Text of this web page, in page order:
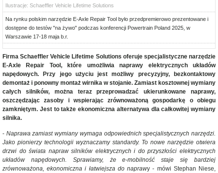
Ilustracje: Schaeffler Vehicle Lifetime Solutions
Na rynku polskim narzędzie E-Axle Repair Tool było przedpremierowo prezentowane i
dostępne do testów "na żywo" podczas konferencji Powertrain Poland 2025, w
Warszawie 17-18 maja b.r.
Firma Schaeffler Vehicle Lifetime Solutions oferuje specjalistyczne narzędzie
E-Axle Repair Tool, które umożliwia naprawy elektrycznych układów
napędowych. Przy jego użyciu jest możliwy precyzyjny, bezkontaktowy
demontaż i ponowny montaż wirnika w stojanie. Zamiast kosztownej wymiany
całych silników, można teraz przeprowadzać ukierunkowane naprawy,
oszczędzając zasoby i wspierając zrównoważoną gospodarkę o obiegu
zamkniętym. Jest to także ekonomiczna alternatywa dla całkowitej wymiany
silnika.
- Naprawa zamiast wymiany wymaga odpowiednich specjalistycznych narzędzi.
Jako pionierzy technologii wyznaczamy standardy. To nowe narzędzie otwiera
drzwi do świata napraw silników elektrycznych i do przyszłości elektrycznych
układów napędowych. Sprawiamy, że e-mobilność staje się bardziej
zrównoważona, ekonomiczna i łatwiejsza do naprawy - mówi Stephan Niese,